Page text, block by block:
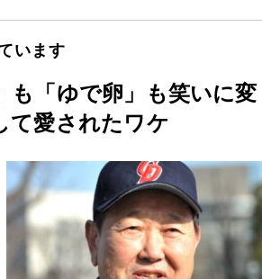
います
「ゆで卵」も笑いに変
て愛されたワケ